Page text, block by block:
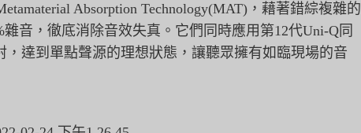
Absorption Technology(MAT)，藉著錯綜複雜的
音， 徹底消除音效失真。它們同時應用第12代Uni-Q同
達到單點聲源的理想狀態，讓聽眾擁有如臨現場的音